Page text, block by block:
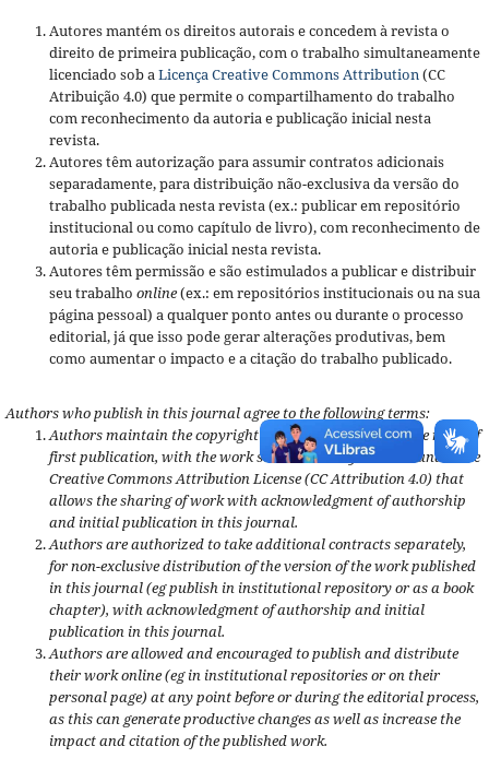
Autores mantém os direitos autorais e concedem à revista o
direito de primeira publicação, com o trabalho simultaneamente
licenciado sob aLicença Creative Commons Attribution(CC
Atribuição 4.0) que permite o compartilhamento do trabalho
com reconhecimento da autoria e publicação inicial nesta
revista.
Autores têm autorização para assumir contratos adicionais
separadamente, para distribuição não-exclusiva da versão do
trabalho publicada nesta revista (ex.: publicar em repositório
institucional ou como capítulo de livro), com reconhecimento de
autoria e publicação inicial nesta revista.
Autores têm permissão e são estimulados a publicar e distribuir
seu trabalho online(ex.: em repositórios institucionais ou na sua
página pessoal) a qualquer ponto antes ou durante o processo
editorial, já que isso pode gerar alterações produtivas, bem
como aumentar o impacto e a citação do trabalho publicado.
Authors who publish in this journal agree to the following terms:
Authors maintain the copyright and grant the journal the right of
first publication, with the work simultaneously licensed under the
Creative Commons Attribution License (CC Attribution 4.0) that
allows the sharing of work with acknowledgment of authorship
and initial publication in this journal.
Authors are authorized to take additional contracts separately,
for non-exclusive distribution of the version of the work published
in this journal (eg publish in institutional repository or as a book
chapter), with acknowledgment of authorship and initial
publication in this journal.
Authors are allowed and encouraged to publish and distribute
their work online (eg in institutional repositories or on their
personal page) at any point before or during the editorial process,
as this can generate productive changes as well as increase the
impact and citation of the published work.